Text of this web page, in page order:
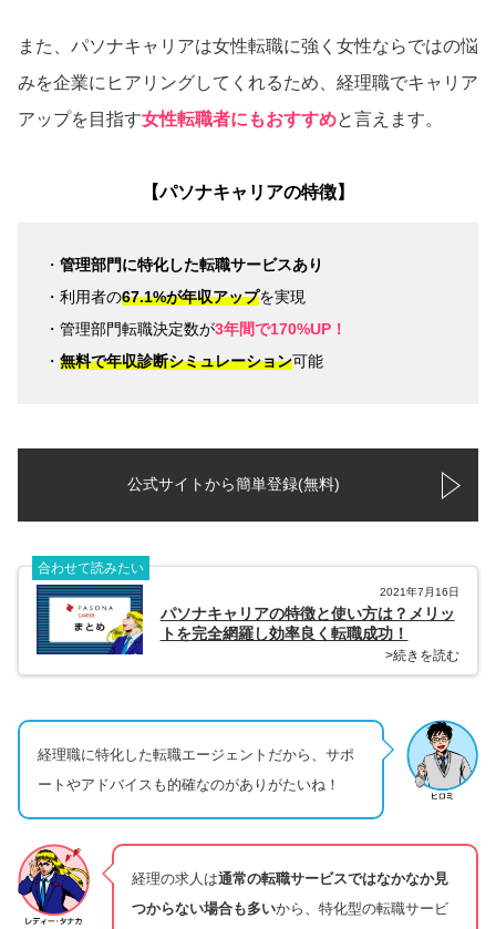
また、パソナキャリアは女性転職に強く女性ならではの悩
みを企業にヒアリングしてくれるため、経理職でキャリア
アップを目指す女性転職者にもおすすめと言えます。
【パソナキャリアの特徴】
・ 管理部門に特化した転職サービスあり
・利用者の67.1%が年収アップを実現
・管理部門転職決定数が3年間で170%UP！
・ 無料で年収診断シミュレーション可能
公式サイトから簡単登録(無料)
合わせて読みたい
2021年7月16日
パソナキャリアの特徴と使い方は？メリッ
トを完全網羅し効率良く転職成功！
>続きを読む
経理職に特化した転職エージェントだから、サポ
ートやアドバイスも的確なのがありがたいね！
経理の求人は通常の転職サービスではなかなか見
つからない場合も多いから、特化型の転職サービ